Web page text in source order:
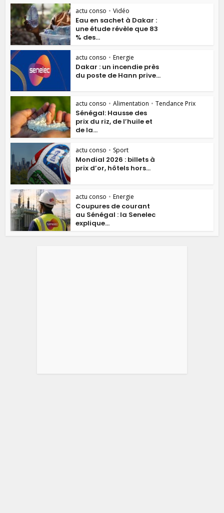
actu conso • Vidéo
Eau en sachet à Dakar :
une étude révèle que 83
% des...
actu conso • Energie
Dakar : un incendie près
du poste de Hann prive...
actu conso • Alimentation • Tendance Prix
Sénégal: Hausse des
prix du riz, de l’huile et
de la...
actu conso • Sport
Mondial 2026 : billets à
prix d’or, hôtels hors...
actu conso • Energie
Coupures de courant
au Sénégal : la Senelec
explique...